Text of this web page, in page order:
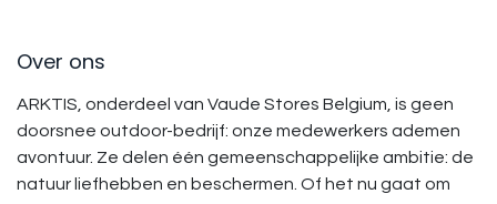
Over ons
ARKTIS, onderdeel van Vaude Stores Belgium, is geen
doorsnee outdoor-bedrijf: onze medewerkers ademen
avontuur. Ze delen één gemeenschappelijke ambitie: de
natuur liefhebben en beschermen. Of het nu gaat om